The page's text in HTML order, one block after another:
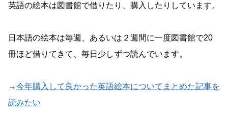
英語の絵本は図書館で借りたり、購入したりしています。
日本語の絵本は毎週、あるいは２週間に一度図書館で20
冊ほど借りてきて、毎日少しずつ読んでいます。
→今年購入して良かった英語絵本についてまとめた記事を
読みたい